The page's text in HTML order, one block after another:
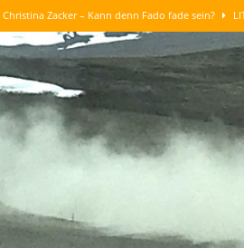
Christina Zacker – Kann denn Fado fade sein?
Maike Maja Nowak – Abenteuer Vertrauen GUT
Paul Belmondo – Meine tausend Leben
Konnikova – Die Kunst des logischen Denkens
Corinne Luca – Am liebsten sind mir die